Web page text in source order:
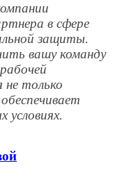
в сфере
защиты.
вашу команду
только